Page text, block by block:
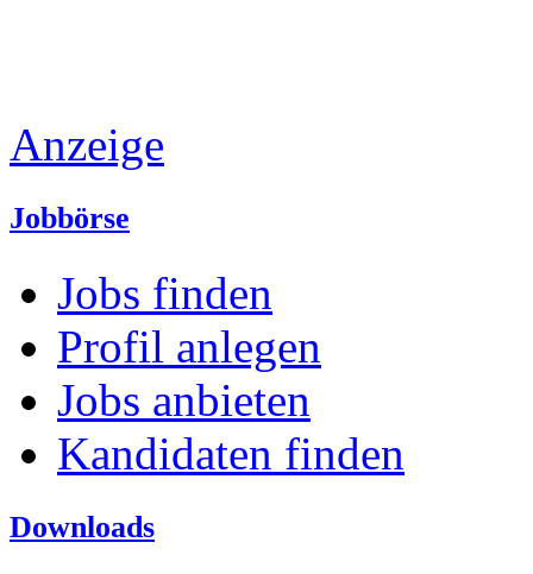
Anzeige
Jobbörse
Jobs finden
Profil anlegen
Jobs anbieten
Kandidaten finden
Downloads